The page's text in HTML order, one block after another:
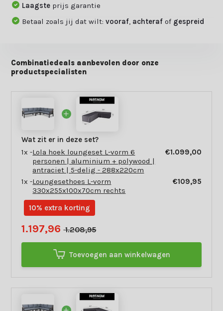
Laagste prijs garantie
Betaal zoals jij dat wilt:vooraf achteraf of gespreid
Combinatiedeals aanbevolen door onze
productspecialisten
Wat zit er in deze set?
1x -Lola hoek loungeset L-vorm 6
personen | aluminium + polywood |
antraciet | 5-delig - 288x220cm
€1.099,00
1x -Loungesethoes L-vorm
330x255x100x70cm rechts
€109,95
10% extra korting
1.197,96 1.208,95
Toevoegen aan winkelwagen